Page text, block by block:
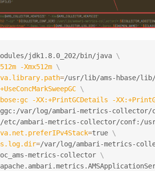
jdk1.8.0_202/bin/java \
-Xmx512m \
=/usr/lib/ams-hbase/lib/
\
-XX:+PrintGCDetails -
var/log/ambari-metrics-
ambari-metrics-collector/conf:/
=true \
=/var/log/ambari-metrics-
metrics-collector
\